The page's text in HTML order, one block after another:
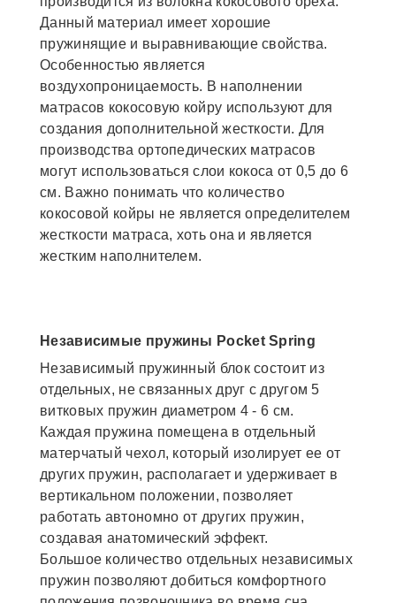
Данный материал имеет хорошие
пружинящие и выравнивающие свойства.
Особенностью является
воздухопроницаемость. В наполнении
матрасов кокосовую койру используют для
создания дополнительной жесткости. Для
производства ортопедических матрасов
могут использоваться слои кокоса от 0,5 до 6
см. Важно понимать что количество
кокосовой койры не является определителем
жесткости матраса, хоть она и является
жестким наполнителем.
Независимые пружины Pocket Spring
Независимый пружинный блок состоит из
отдельных, не связанных друг с другом 5
витковых пружин диаметром 4 - 6 см.
Каждая пружина помещена в отдельный
матерчатый чехол, который изолирует ее от
других пружин, располагает и удерживает в
вертикальном положении, позволяет
работать автономно от других пружин,
создавая анатомический эффект.
Большое количество отдельных независимых
пружин позволяют добиться комфортного